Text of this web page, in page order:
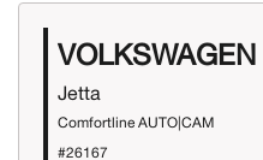
VOLKSWAGEN
Jetta
Comfortline AUTO|CAM
#26167